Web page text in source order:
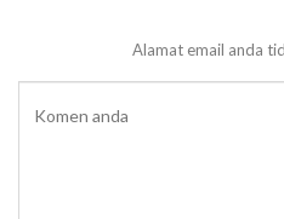
Alamat email anda